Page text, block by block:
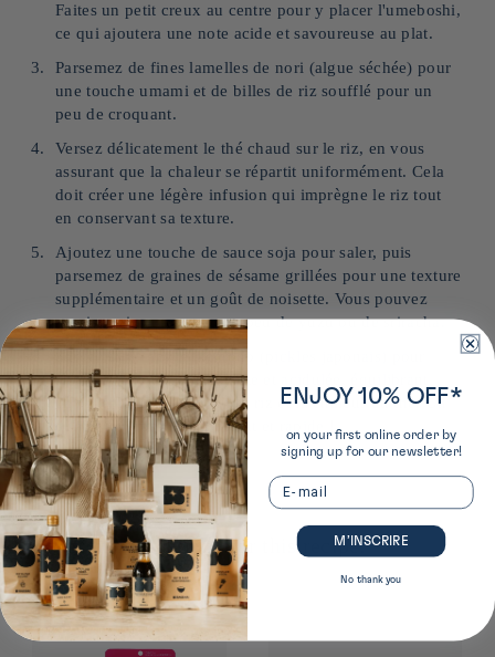
Faites un petit creux au centre pour y placer l'umeboshi,
ce qui ajoutera une note acide et savoureuse au plat.
Parsemez de fines lamelles de nori (algue séchée) pour
une touche umami et de billes de riz soufflé pour un
peu de croquant.
Versez délicatement le thé chaud sur le riz, en vous
assurant que la chaleur se répartit uniformément. Cela
doit créer une légère infusion qui imprègne le riz tout
en conservant sa texture.
Ajoutez une touche de sauce soja pour saler, puis
parsemez de graines de sésame grillées pour une texture
supplémentaire et un goût de noisette. Vous pouvez
aussi assaisonner avec un peu de yuzu ou de sriracha.
apporter une note croquante et acidulée, équilibrant
parfaitement la douceur du riz et la chaleur du thé. Un
délicieux repas réconfortant et rapide !
Our recommendations for this recipe:
ENJOY 10% OFF*
on your first online order by
signing up for our newsletter!
Email
M’INSCRIRE
No thank you